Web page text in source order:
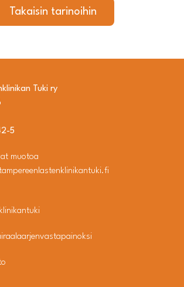
Takaisin tarinoihin
Tuki ry
5
muotoa